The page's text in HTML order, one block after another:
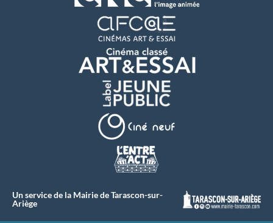
Un service de la Mairie de Tarascon-sur-
Ariège